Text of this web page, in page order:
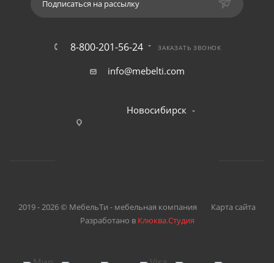
Подписаться на рассылку
8-800-201-56-24 ЗАКАЗАТЬ ЗВОНОК
info@mebelti.com
Новосибирск
2019 - 2026 © МебельТи - мебельная компания
Карта сайта
Разработано в Клюква.Студия